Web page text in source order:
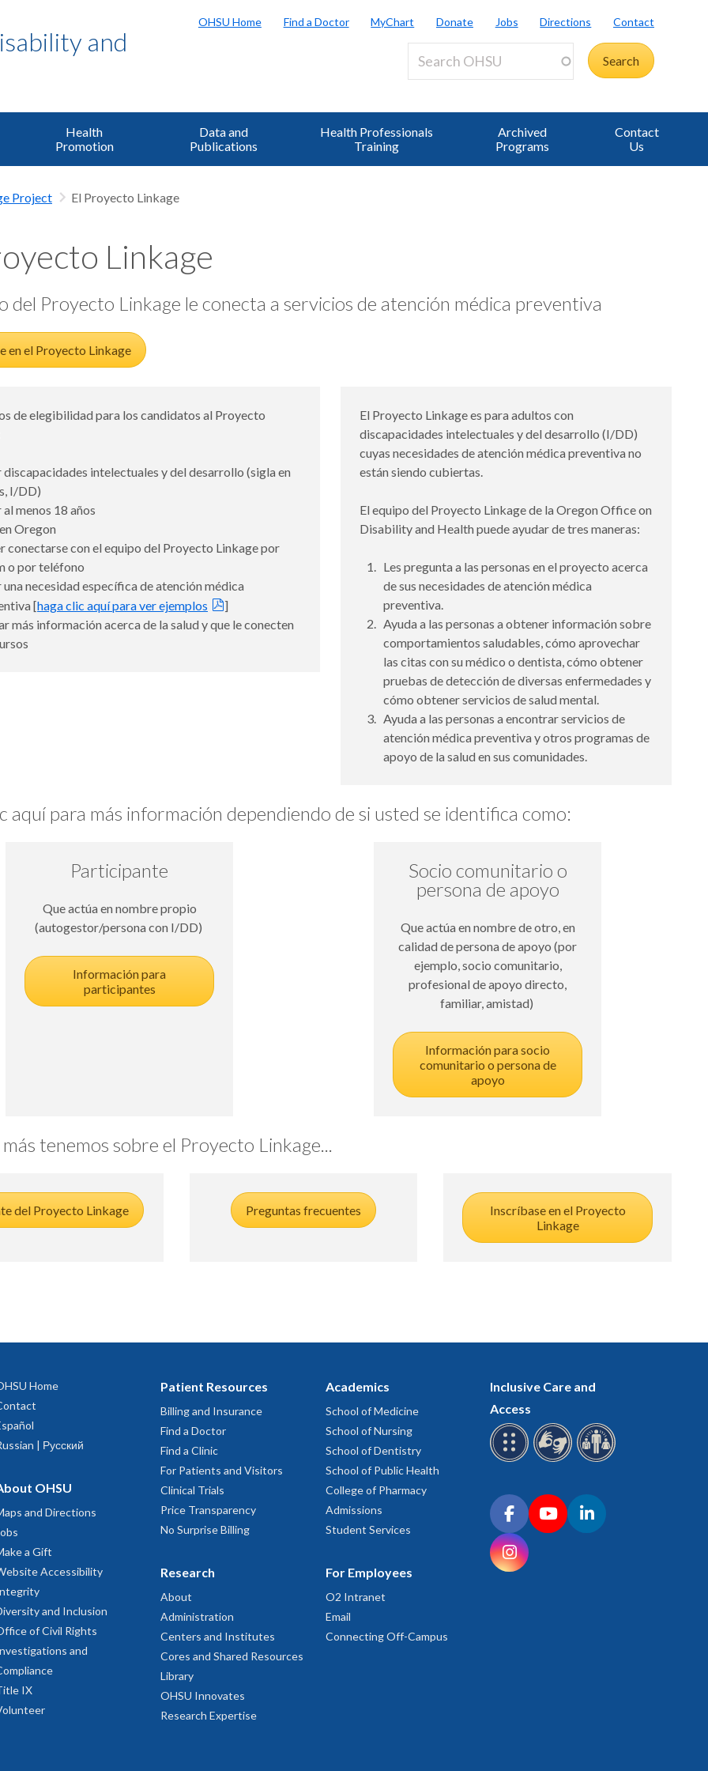
and
OHSU Home Find a Doctor MyChart Donate Jobs Directions Contact
Health
Promotion
Data and
Publications
Health Professionals
Training
Archived
Programs
Contact
Us
Project El Proyecto Linkage
Linkage
del Proyecto Linkage le conecta a servicios de atención médica preventiva
en el Proyecto Linkage
de elegibilidad para los candidatos al Proyecto
discapacidades intelectuales y del desarrollo (sigla en
I/DD)
menos 18 años
Oregon
conectarse con el equipo del Proyecto Linkage por
o por teléfono
una necesidad específica de atención médica
[haga clic aquí para ver ejemplos
]
más información acerca de la salud y que le conecten
El Proyecto Linkage es para adultos con
discapacidades intelectuales y del desarrollo (I/DD)
cuyas necesidades de atención médica preventiva no
están siendo cubiertas.
El equipo del Proyecto Linkage de la Oregon Office on
Disability and Health puede ayudar de tres maneras:
Les pregunta a las personas en el proyecto acerca
de sus necesidades de atención médica
preventiva.
Ayuda a las personas a obtener información sobre
comportamientos saludables, cómo aprovechar
las citas con su médico o dentista, cómo obtener
pruebas de detección de diversas enfermedades y
cómo obtener servicios de salud mental.
Ayuda a las personas a encontrar servicios de
atención médica preventiva y otros programas de
apoyo de la salud en sus comunidades.
aquí para más información dependiendo de si usted se identifica como:
Participante
Que actúa en nombre propio
(autogestor/persona con I/DD)
Información para
participantes
Socio comunitario o
persona de apoyo
Que actúa en nombre de otro, en
calidad de persona de apoyo (por
ejemplo, socio comunitario,
profesional de apoyo directo,
familiar, amistad)
Información para socio
comunitario o persona de
apoyo
tenemos sobre el Proyecto Linkage...
del Proyecto Linkage Preguntas frecuentes
Inscríbase en el Proyecto
Linkage
Home
| Русский
OHSU
and Directions
a Gift
Accessibility
and Inclusion
of Civil Rights
and
IX
Patient Resources
Billing and Insurance
Find a Doctor
Find a Clinic
For Patients and Visitors
Clinical Trials
Price Transparency
No Surprise Billing
Research
About
Administration
Centers and Institutes
Cores and Shared Resources
Library
OHSU Innovates
Research Expertise
Academics
School of Medicine
School of Nursing
School of Dentistry
School of Public Health
College of Pharmacy
Admissions
Student Services
For Employees
O2 Intranet
Email
Connecting Off-Campus
Inclusive Care and
Access
Connect with OHSU on social media
FacebookYouTubeLinkedIn
Instagram